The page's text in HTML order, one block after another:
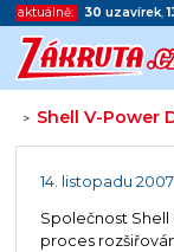
aktuálně: 30 uzavírek,
> Shell V-Power
14. listopadu 2007
Společnost Shell
proces